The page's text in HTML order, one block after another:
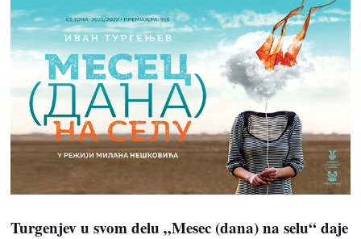
Turgenjev u svom delu „Mesec (dana) na selu“ daje